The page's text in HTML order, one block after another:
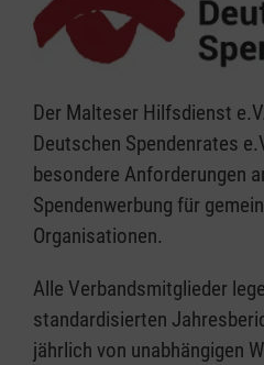
Der Malteser Hilfsdienst
Deutschen Spendenrates
besondere Anforderungen
Spendenwerbung für
Organisationen.
Alle Verbandsmitglieder
standardisierten
jährlich von unabhängigen